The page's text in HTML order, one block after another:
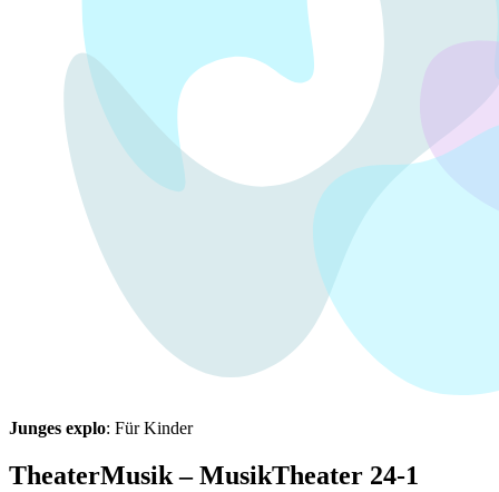
Junges explo: Für Kinder
TheaterMusik – MusikTheater 24-1